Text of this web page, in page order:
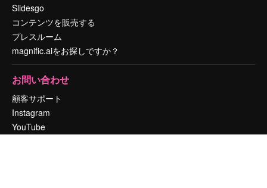
Slidesgo
コンテンツを販売する
プレスルーム
magnific.aiをお探しですか？
お問い合わせ
顧客サポート
Instagram
YouTube